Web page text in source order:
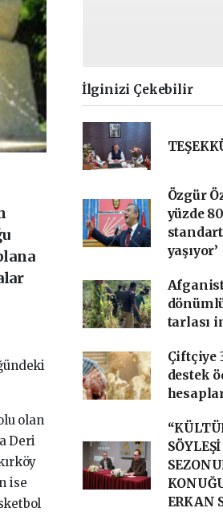
olan
Deri
ise
İlginizi Çekebilir
Özgür
yüzde
yaşıyor’
tarlası
Çiftçiye
destek
ERKAN